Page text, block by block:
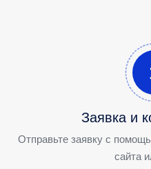
Заявка и
Отправьте заявку с
сайта